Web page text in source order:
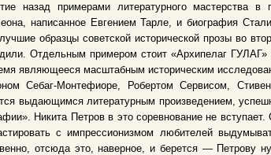
назад примерами литературного мастерства
написанное Евгением Тарле, и биография
образцы советской исторической прозы во
Отдельным примером стоит «Архипелаг
являющееся масштабным историческим
Себаг-Монтефиоре, Робертом Сервисом,
выдающимся литературным произведением,
Никита Петров в это соревнование не
с импрессионизмом любителей
отсюда это, наверное, и берется — Петрову